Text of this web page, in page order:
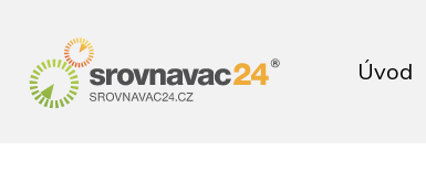
Úvod